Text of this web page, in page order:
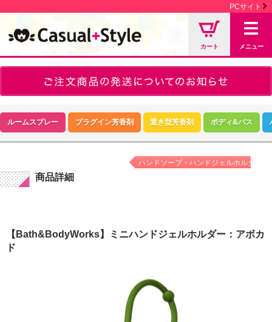
PCサイト
カート メニュー
ルームスプレー プラグイン芳香剤 置き型芳香剤 ボディ&バス
商品詳細
ハンドソープ・ハンドジェルホルダー
【Bath&BodyWorks】ミニハンドジェルホルダー：アボカ
ド